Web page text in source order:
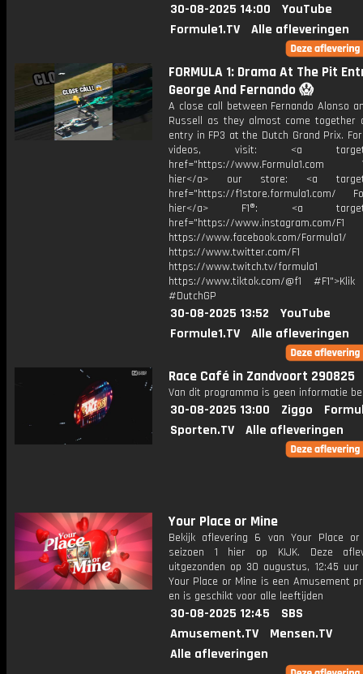
30-08-2025 14:00
YouTube
Formule1.TV
Alle afleveringen
FORMULA 1: Drama At The Pit
George And Fernando 😱
A close call between Fernando Alonso
Russell as they almost come
entry in FP3 at the Dutch Grand Prix.
videos, visit: <a
href="https://www.Formula1.com
hier</a> our store: <a
href="https://f1store.formula1.com/
hier</a> F1®: <a
href="https://www.instagram.com/F1
https://www.facebook.com/Formula1/
https://www.twitter.com/F1
https://www.twitch.tv/formula1
https://www.tiktok.com/@f1
#DutchGP
30-08-2025 13:52
YouTube
Formule1.TV
Alle afleveringen
Race Café in Zandvoort 290825
Van dit programma is geen informatie
30-08-2025 13:00 Ziggo
Sporten.TV
Alle afleveringen
Your Place or Mine
Bekijk aflevering 6 van Your Place
seizoen 1 hier op KIJK. Deze
uitgezonden op 30 augustus, 12:45 uur
Your Place or Mine is een Amusement
en is geschikt voor alle leeftijden
30-08-2025 12:45
SBS
Amusement.TV
Mensen.TV
Alle afleveringen